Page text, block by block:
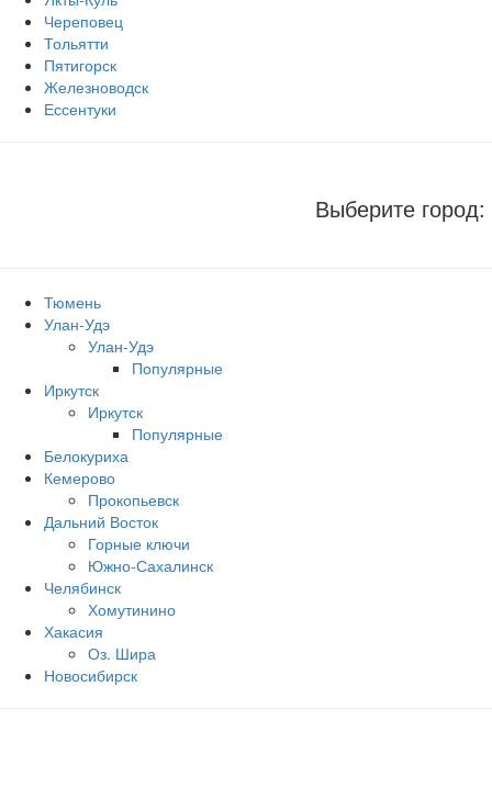
Череповец
Тольятти
Пятигорск
Железноводск
Ессентуки
Выберите город:
Тюмень
Улан-Удэ
Улан-Удэ
Популярные
Иркутск
Иркутск
Популярные
Белокуриха
Кемерово
Прокопьевск
Дальний Восток
Горные ключи
Южно‐Сахалинск
Челябинск
Хомутинино
Хакасия
Оз. Шира
Новосибирск